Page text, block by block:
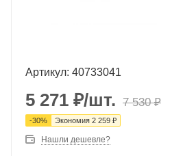
Артикул: 40733041
5 271 ₽/шт. 7 530₽
-30% Экономия 2 259 ₽
Нашли дешевле?